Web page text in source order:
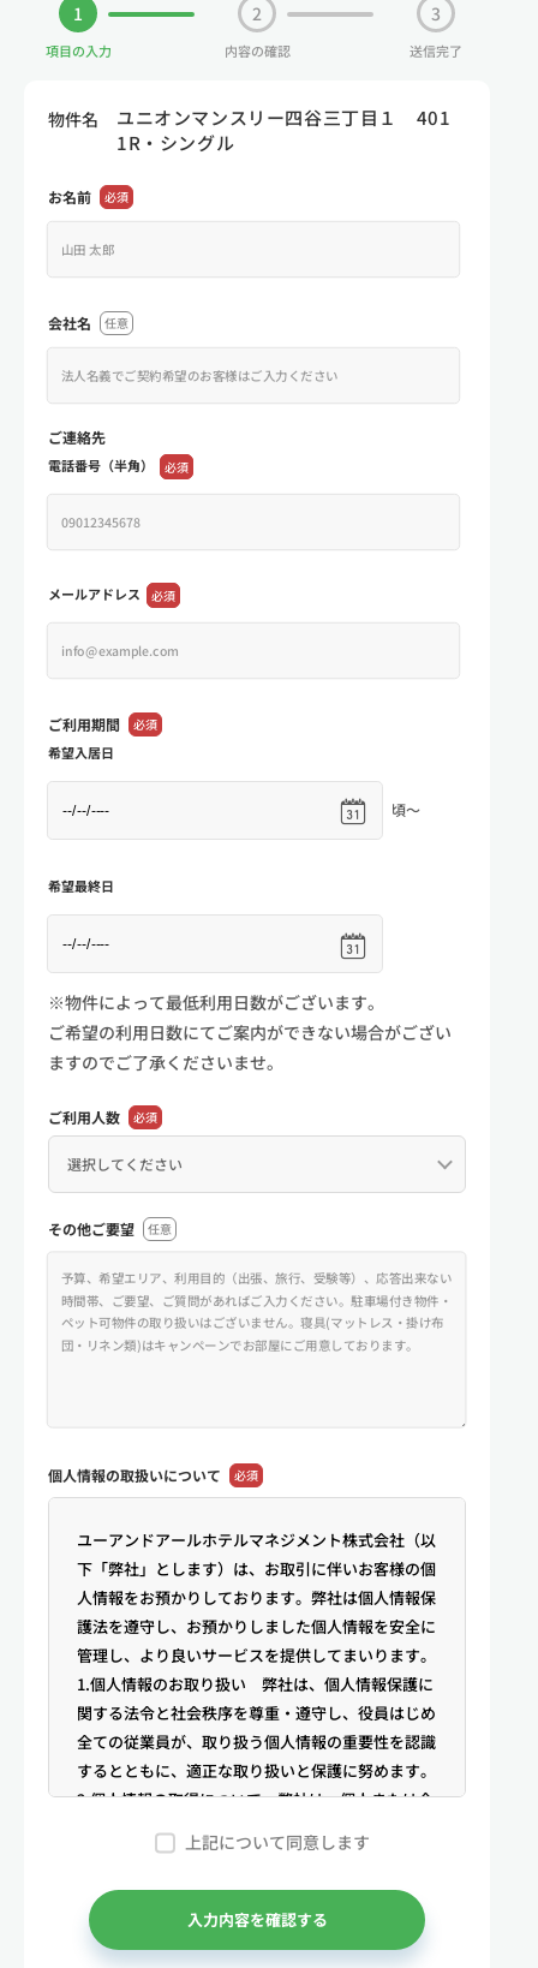
1
項目の入力
2
内容の確認
3
送信完了
物件名
ユニオンマンスリー四谷三丁目１ 401
1R・シングル
お名前 必須
会社名 任意
ご連絡先
電話番号（半角） 必須
メールアドレス 必須
ご利用期間 必須
希望入居日
頃～
希望最終日
※物件によって最低利用日数がございます。
ご希望の利用日数にてご案内ができない場合がござい
ますのでご了承くださいませ。
ご利用人数 必須
その他ご要望 任意
個人情報の取扱いについて 必須
ユーアンドアールホテルマネジメント株式会社（以
下「弊社」とします）は、お取引に伴いお客様の個
人情報をお預かりしております。弊社は個人情報保
護法を遵守し、お預かりしました個人情報を安全に
管理し、より良いサービスを提供してまいります。
1.個人情報のお取り扱い 弊社は、個人情報保護に
関する法令と社会秩序を尊重・遵守し、役員はじめ
全ての従業員が、取り扱う個人情報の重要性を認識
するとともに、適正な取り扱いと保護に努めます。
2.個人情報の取得について 弊社は、個人または企
業からの電話・メール等のお問合せや公開情報（登
記簿謄本、電話帳、インターネット掲載情報等）な
どから適法かつ公正な手段により個人情報を取得い
たします。
3.弊社が保有する個人情報 （1）マンスリー物件
上記について同意します
入力内容を確認する